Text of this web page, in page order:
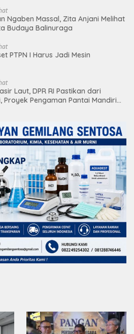
Ngaben Massal, Zita Anjani Melihat
Budaya Balinuraga
PTPN I Harus Jadi Mesin
Laut, DPR RI Pastikan dari
Proyek Pengaman Pantai Mandiri